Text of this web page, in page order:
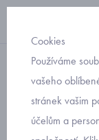
Cookies
Používáme
vašeho
stránek vašim
účelům a